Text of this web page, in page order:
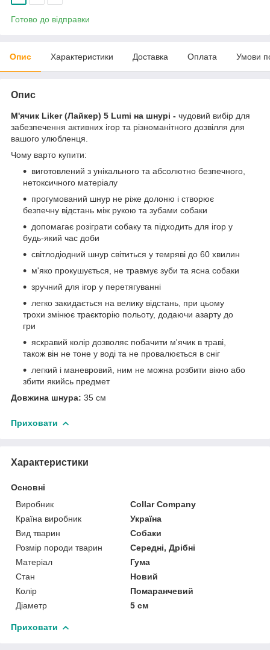
Готово до відправки
Опис Характеристики Доставка Оплата Умови
Опис
М'ячик Liker (Лайкер) 5 Lumi на шнурі - чудовий вибір для
забезпечення активних ігор та різноманітного дозвілля для
вашого улюбленця.
Чому варто купити:
виготовлений з унікального та абсолютно безпечного,
нетоксичного матеріалу
прогумований шнур не ріже долоню і створює
безпечну відстань між рукою та зубами собаки
допомагає розіграти собаку та підходить для ігор у
будь-який час доби
світлодіодний шнур світиться у темряві до 60 хвилин
м'яко прокушується, не травмує зуби та ясна собаки
зручний для ігор у перетягуванні
легко закидається на велику відстань, при цьому
трохи змінює траєкторію польоту, додаючи азарту до
гри
яскравий колір дозволяє побачити м'ячик в траві,
також він не тоне у воді та не провалюється в сніг
легкий і маневровий, ним не можна розбити вікно або
збити якийсь предмет
Довжина шнура: 35 см
Приховати
Характеристики
Основні
Виробник
Collar Company
Країна виробник
Україна
Вид тварин
Собаки
Розмір породи тварин
Середні, Дрібні
Матеріал
Гума
Стан
Новий
Колір
Помаранчевий
Діаметр
5 см
Приховати